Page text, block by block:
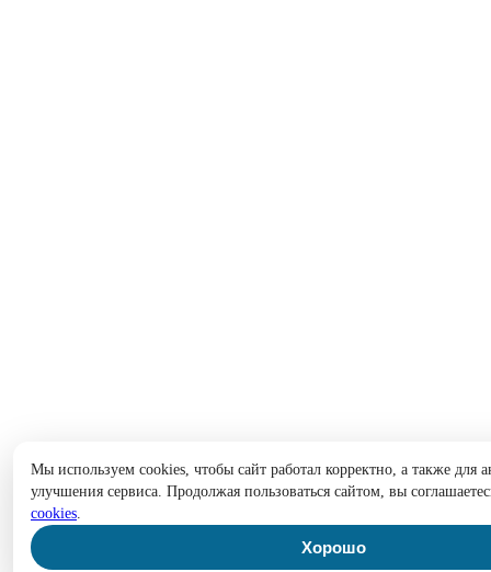
Мы используем cookies, чтобы сайт работал корректно, а также для
улучшения сервиса. Продолжая пользоваться сайтом, вы
cookies.
Хорошо